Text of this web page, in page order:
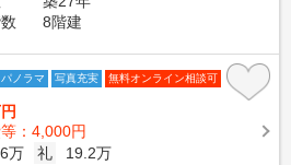
8階建
パノラマ 写真充実 無料オンライン相談可
：4,000円
万 礼
19.2万